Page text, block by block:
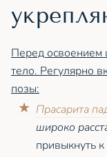
Перед освоением
тело. Регулярно
позы:
Прасарита
широко
привыкнуть